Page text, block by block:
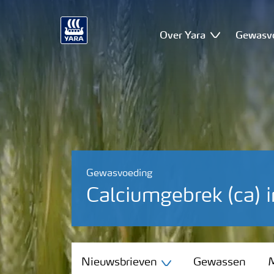
Over Yara
Gewasvoeding
Calciumgebrek (ca)
Nieuwsbrieven
Nieuwsbrieven Gewassen